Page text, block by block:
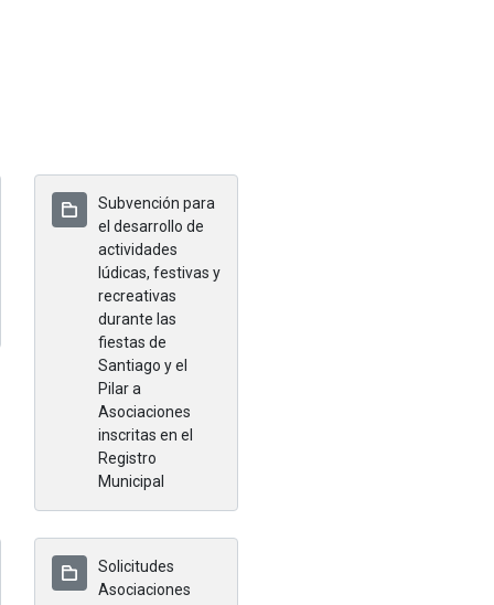
Subvención para
el desarrollo de
actividades
lúdicas, festivas y
recreativas
durante las
fiestas de
Santiago y el
Pilar a
Asociaciones
inscritas en el
Registro
Municipal
Solicitudes
Asociaciones